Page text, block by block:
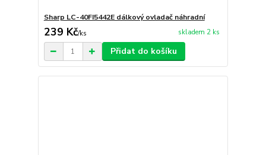
Sharp LC-40FI5442E dálkový ovladač náhradní
239 Kč/ks skladem 2 ks
Přidat do košíku